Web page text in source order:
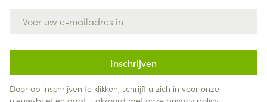
Inschrijven
Door op inschrijven te klikken, schrijft u zich in voor onze